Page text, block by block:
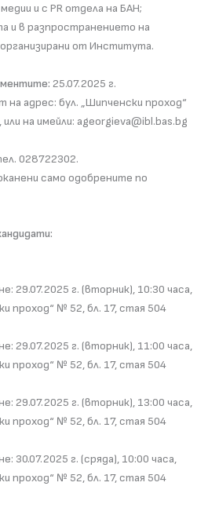
и с PR отдела на БАН;
и в разпространението на
от Института.
25.07.2025 г.
адрес: бул. „Шипченски проход“
на имейли: ageorgieva@ibl.bas.bg
028722302.
само одобрените по
29.07.2025 г. (вторник), 10:30 часа,
проход“ № 52, бл. 17, стая 504
29.07.2025 г. (вторник), 11:00 часа,
проход“ № 52, бл. 17, стая 504
29.07.2025 г. (вторник), 13:00 часа,
проход“ № 52, бл. 17, стая 504
30.07.2025 г. (сряда), 10:00 часа,
проход“ № 52, бл. 17, стая 504